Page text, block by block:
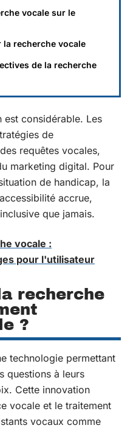
vocale sur le
recherche vocale
de la recherche
est considérable. Les
de
requêtes vocales,
marketing digital. Pour
de handicap, la
accrue,
que jamais.
vocale :
pour l'utilisateur
recherche
?
technologie permettant
questions à leurs
Cette innovation
vocale et le traitement
vocaux comme